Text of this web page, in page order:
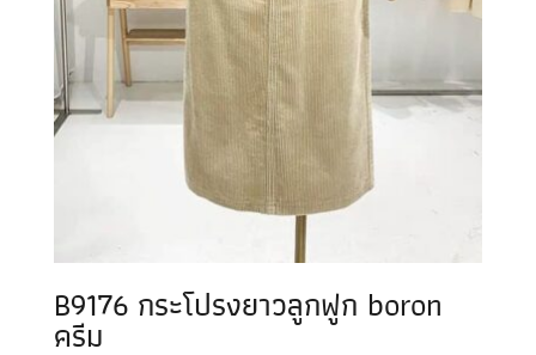
B9176 กระโปรงยาวลูกฟูก boron
ครีม